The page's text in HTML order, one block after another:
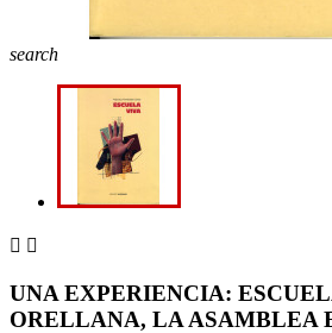
search
 
UNA EXPERIENCIA:
ORELLANA, LA ASAMBLEA